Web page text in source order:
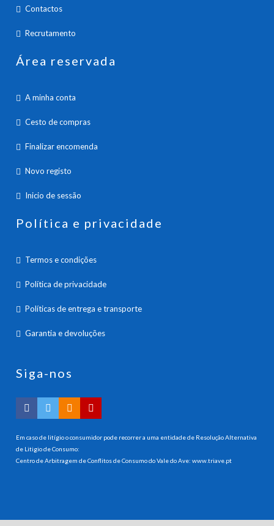
Contactos
Recrutamento
Área reservada
A minha conta
Cesto de compras
Finalizar encomenda
Novo registo
Inicio de sessão
Política e privacidade
Termos e condições
Política de privacidade
Políticas de entrega e transporte
Garantia e devoluções
Siga-nos
Em caso de litígio o consumidor pode recorrer a uma entidade de Resolução Alternativa
de Litigio de Consumo:
Centro de Arbitragem de Conflitos de Consumo do Vale do Ave:www.triave.pt